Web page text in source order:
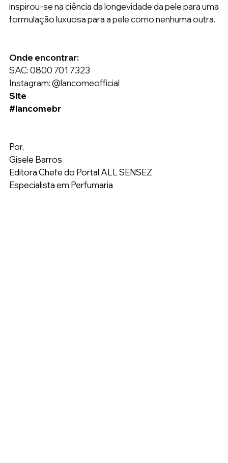
inspirou-se na ciência da longevidade da pele para uma
formulação luxuosa para a pele como nenhuma outra.
Onde encontrar:
SAC: 0800 701 7323
Instagram: @lancomeofficial
Site
#lancomebr
Por,
Gisele Barros
Editora Chefe do Portal ALL SENSEZ
Especialista em Perfumaria